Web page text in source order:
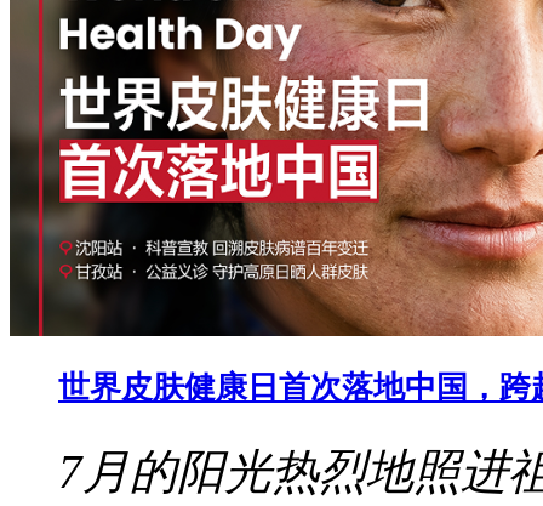
世界皮肤健康日首次落地中国，
7月的阳光热烈地照进